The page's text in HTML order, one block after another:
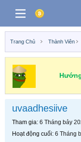
Trang Chủ Thành Viên
uvaadhesiive
Tham gia 6 Tháng bảy
Hoạt động cuối 6 Tháng